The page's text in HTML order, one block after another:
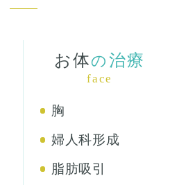
お体の 治療
face
胸
婦人科形成
脂肪吸引